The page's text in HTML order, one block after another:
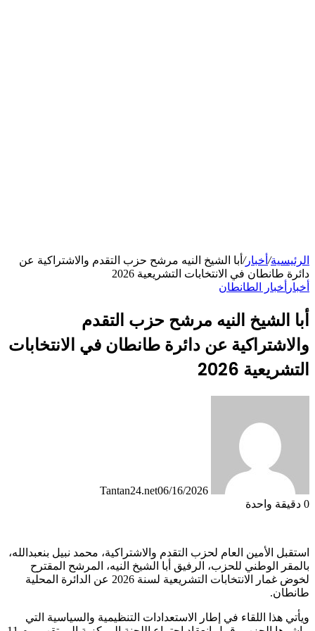
الرئيسية/ أخبار/ أبا الشيخ النيه مرشح حزب التقدم والاشتراكية عن
دائرة طانطان في الانتخابات التشريعية 2026
أخبار أخبار الطانطان
أبا الشيخ النيه مرشح حزب التقدم
والاشتراكية عن دائرة طانطان في الانتخابات
التشريعية 2026
Tantan24.net06/16/2026
0 دقيقة واحدة
استقبل الأمين العام لحزب التقدم والاشتراكية، محمد نبيل بنعبدالله،
بالمقر الوطني للحزب، الرفيق أبا الشيخ النيه، المرشح المقترح
لخوض غمار الانتخابات التشريعية لسنة 2026 عن الدائرة المحلية
طانطان.
ويأتي هذا اللقاء في إطار الاستعدادات التنظيمية والسياسية التي